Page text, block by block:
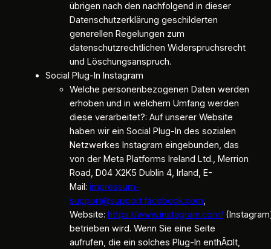
übrigen nach den nachfolgend in dieser
Datenschutzerklärung geschilderten
generellen Regelungen zum
datenschutzrechtlichen Widerspruchsrecht
und Löschungsanspruch.
Social Plug-In Instagram
Welche personenbezogenen Daten werden
erhoben und in welchem Umfang werden
diese verarbeitet?: Auf unserer Website
haben wir ein Social Plug-In des sozialen
Netzwerkes Instagram eingebunden, das
von der Meta Platforms Ireland Ltd., Merrion
Road, D04 X2K5 Dublin 4, Irland, E-
Mail: impressum-
support@support.facebook.com,
Website: https://www.instagram.com/
betrieben wird. Wenn Sie eine Seite
aufrufen, die ein solches Plug-In enthÃ¤lt,